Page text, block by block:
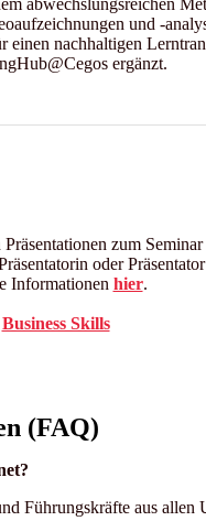
und -
einen nachhaltigen
ergänzt.
zum
oder
Informationen hier.
Business Skills
(FAQ)
Führungskräfte aus allen